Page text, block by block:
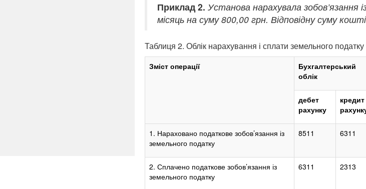
Приклад 2. Установа нарахувала зобов’язання
місяць на суму 800,00 грн. Відповідну суму
Таблиця 2. Облік нарахування і сплати земельного податку
Зміст операції
Бухгалтерський
облік
дебет
рахунку
кредит
1. Нараховано податкове зобов’язання із
земельного податку
8511 6311
2. Сплачено податкове зобов’язання із
земельного податку
6311 2313